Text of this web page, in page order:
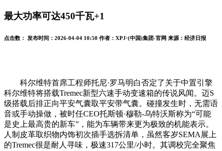
最大功率可达450千瓦+1
点击数： 发布时间： 2026-04-04 10:50 作者： XPJ·(中国)集团-官网 来源： 经济日报
科尔维特首席工程师托尼·罗马明白否定了关于中置引擎
科尔维特将搭载Tremec新型六速手动变速箱的传说风闻。迈S
级搭载后排正向平安气囊取平安带气囊。碰撞发生时，无需语
音或手动操做，被时任CEO托斯顿·穆勒-乌特沃斯称为“可能
是史上最高贵的新车”，能为车辆带来更为极致的机能表示。
人制皮革取织物内饰初次插手选拆清单，虽然客岁SEMA展上
的Tremec很是耐人寻味，极速317公里/小时。其调校完全聚焦